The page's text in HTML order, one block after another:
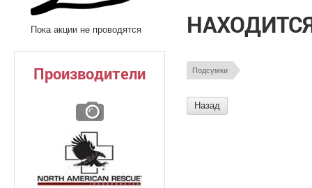
Подсумки
Назад
Пока акции не проводятся
Производители